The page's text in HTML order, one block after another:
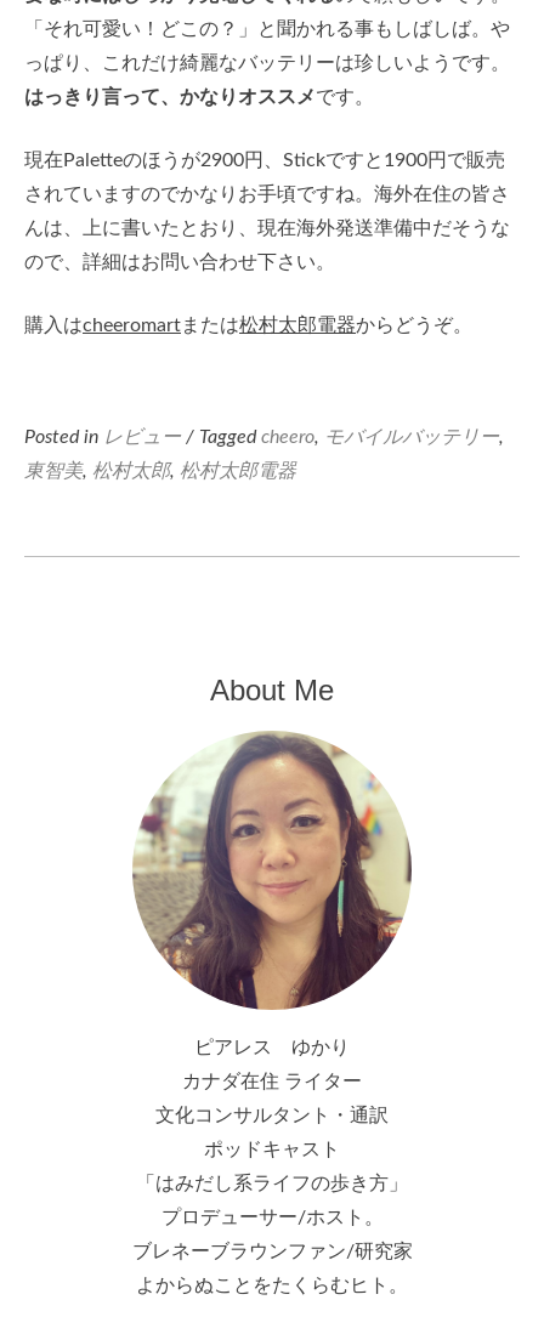
「それ可愛い！どこの？」と聞かれる事もしばしば。や
っぱり、これだけ綺麗なバッテリーは珍しいようです。
はっきり言って、かなりオススメです。
現在Paletteのほうが2900円、Stickですと1900円で販売
されていますのでかなりお手頃ですね。海外在住の皆さ
んは、上に書いたとおり、現在海外発送準備中だそうな
ので、詳細はお問い合わせ下さい。
購入はcheeromartまたは松村太郎電器からどうぞ。
Posted in レビュー / Taggedcheero, モバイルバッテリー,
東智美, 松村太郎, 松村太郎電器
About Me
ピアレス ゆかり
カナダ在住 ライター
文化コンサルタント・通訳
ポッドキャスト
「はみだし系ライフの歩き方」
プロデューサー/ホスト。
ブレネーブラウンファン/研究家
よからぬことをたくらむヒト。